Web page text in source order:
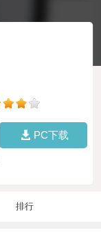
PC下载
排行